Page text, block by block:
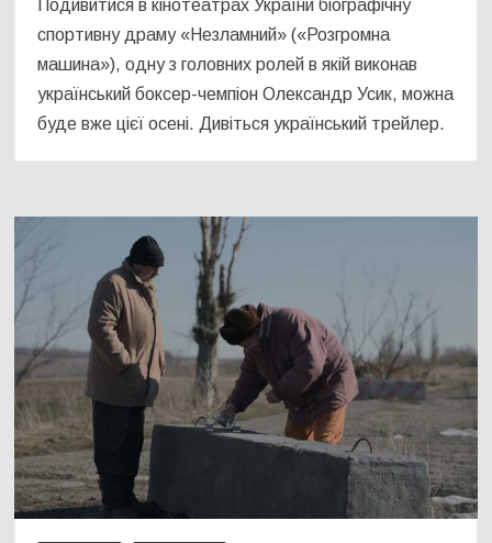
Подивитися в кінотеатрах України біографічну
спортивну драму «Незламний» («Розгромна
машина»), одну з головних ролей в якій виконав
український боксер-чемпіон Олександр Усик, можна
буде вже цієї осені. Дивіться український трейлер.